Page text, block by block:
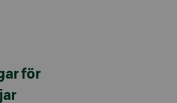
för